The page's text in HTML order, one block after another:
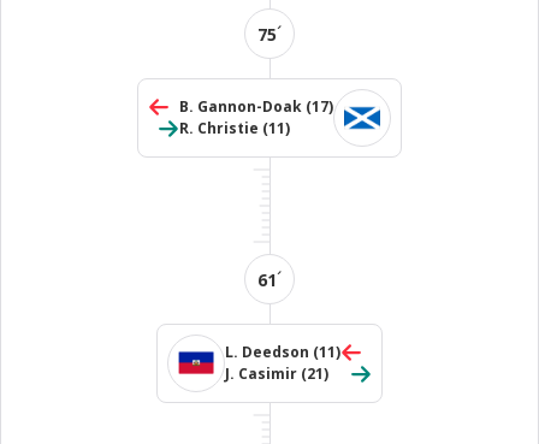
75´
B. Gannon-Doak (17)
R. Christie (11)
61´
L. Deedson (11)
J. Casimir (21)